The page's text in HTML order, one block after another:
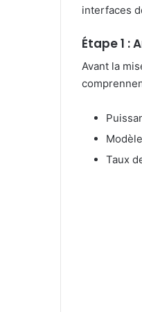
interfaces
Étape 1 :
Avant la
Taux